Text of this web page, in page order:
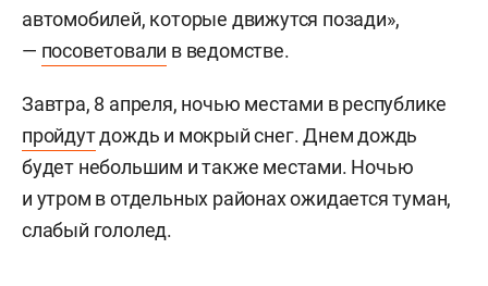
автомобилей, которые движутся позади»,
— посоветовали в ведомстве.
Завтра, 8 апреля, ночью местами в республике
пройдутдождь и мокрый снег. Днем дождь
будет небольшим и также местами. Ночью
и утром в отдельных районах ожидается туман,
слабый гололед.